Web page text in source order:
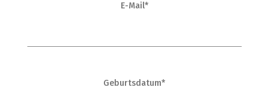
E-Mail*
Geburtsdatum*